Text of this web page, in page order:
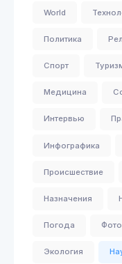
World
Политика
Спорт
Медицина
Интервью
Инфографика
Происшествие
Назначения
Погода Фото
Экология